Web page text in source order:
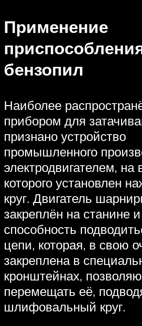
Применение
бензопил
Наиболее
прибором для
признано устройство
промышленного
электродвигателем, на
которого установлен
круг. Двигатель
закреплён на станине
способность
цепи, которая, в свою
закреплена в
кронштейнах,
перемещать её,
шлифовальный круг.